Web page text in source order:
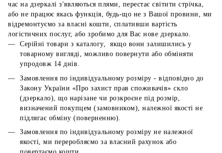
час на дзеркалі з'являються плями, перестає світити стрічка,
або не працює якась функція, будь-що не з Вашої провини, ми
відремонтуємо за власні кошти, сплативши вартість
логістичних послуг, або зробимо для Вас нове дзеркало.
Серійні товари з каталогу, якщо вони залишились у
товарному вигляді, можливо повернути або обміняти
упродовж 14 днів.
Замовлення по індивідуальному розміру - відповідно до
Закону України «Про захист прав споживачів» скло
(дзеркало), що нарізане чи розкроєне під розмір,
визначений покупцем (замовником), належної якості не
підлягає обміну (поверненню).
Замовлення по індивідуальному розміру не належної
якості, ми переробляємо за власний рахунок або